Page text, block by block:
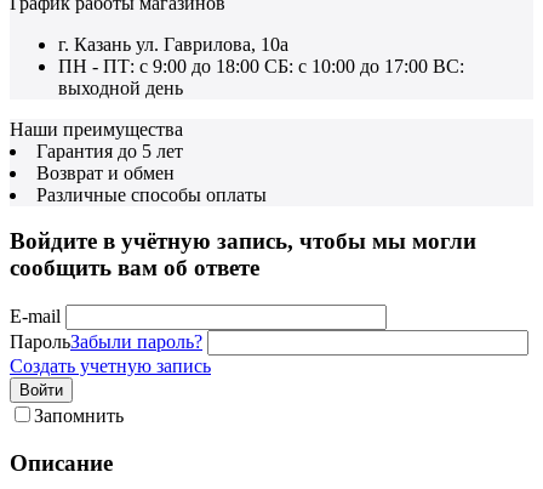
г. Казань ул. Гаврилова, 10а
ПН - ПТ: с 9:00 до 18:00 СБ: с 10:00 до 17:00 ВС:
выходной день
Наши преимущества
Гарантия до 5 лет
Возврат и обмен
Различные способы оплаты
Войдите в учётную запись, чтобы мы могли
сообщить вам об ответе
E-mail
ПарольЗабыли пароль?
Создать учетную запись
Войти
Запомнить
Описание